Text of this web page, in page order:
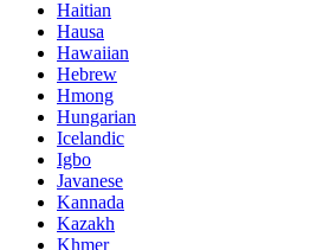
Haitian
Hausa
Hawaiian
Hebrew
Hmong
Hungarian
Icelandic
Igbo
Javanese
Kannada
Kazakh
Khmer